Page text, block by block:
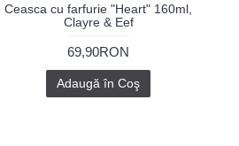
Ceasca cu farfurie "Heart" 160ml,
Clayre & Eef
69,90RON
Adaugă în Coş